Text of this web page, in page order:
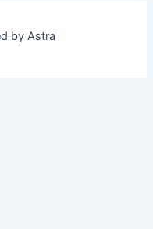
by Astra